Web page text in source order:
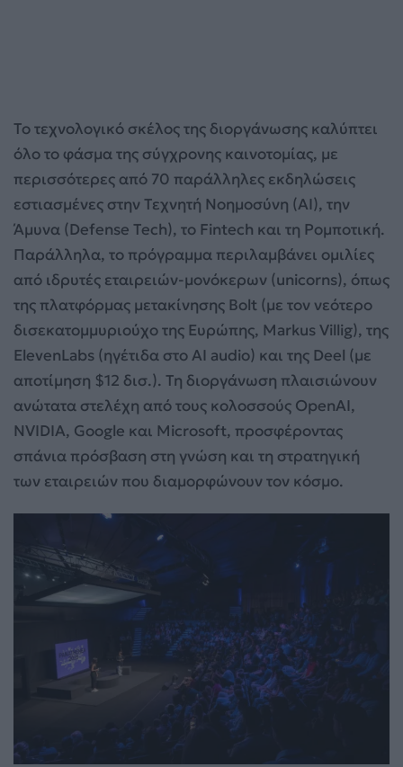
Το τεχνολογικό σκέλος της διοργάνωσης καλύπτει
όλο το φάσμα της σύγχρονης καινοτομίας, με
περισσότερες από 70 παράλληλες εκδηλώσεις
εστιασμένες στην Τεχνητή Νοημοσύνη (AI), την
Άμυνα (Defense Tech), το Fintech και τη Ρομποτική.
Παράλληλα, το πρόγραμμα περιλαμβάνει ομιλίες
από ιδρυτές εταιρειών-μονόκερων (unicorns), όπως
της πλατφόρμας μετακίνησης Bolt (με τον νεότερο
δισεκατομμυριούχο της Ευρώπης, Markus Villig), της
ElevenLabs (ηγέτιδα στο AI audio) και της Deel (με
αποτίμηση $12 δισ.). Τη διοργάνωση πλαισιώνουν
ανώτατα στελέχη από τους κολοσσούς OpenAI,
NVIDIA, Google και Microsoft, προσφέροντας
σπάνια πρόσβαση στη γνώση και τη στρατηγική
των εταιρειών που διαμορφώνουν τον κόσμο.